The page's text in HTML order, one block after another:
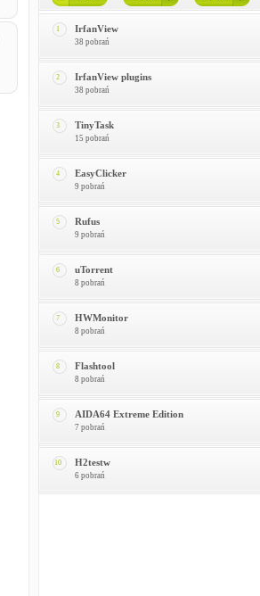
1 IrfanView
38 pobrań
2 IrfanView plugins
38 pobrań
3 TinyTask
15 pobrań
4 EasyClicker
9 pobrań
5 Rufus
9 pobrań
6 uTorrent
8 pobrań
7 HWMonitor
8 pobrań
8 Flashtool
8 pobrań
9 AIDA64 Extreme Edition
7 pobrań
10 H2testw
6 pobrań